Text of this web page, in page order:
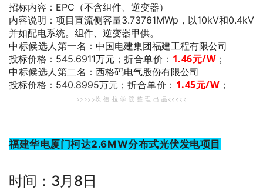
招标内容：EPC（不含组件、逆变器）
内容说明：项目直流侧容量3.73761MWp，以10kV和0.4kV
并如配电系统。组件、逆变器甲供。
中标候选人第一名 ：中国电建集团福建工程有限公司
投标价格：545.6911万元； 折合单价： 1.46元/W；
中标候选人第二名 ：西格码电气股份有限公司
投标价格：540.8995万元； 折合单价： 1.45元/W；
>>>>>坎 德 拉 学 院 整 理 出 品<<<<<
福建华电厦门柯达2.6MW分布式光伏发电项目
时间：3月8日